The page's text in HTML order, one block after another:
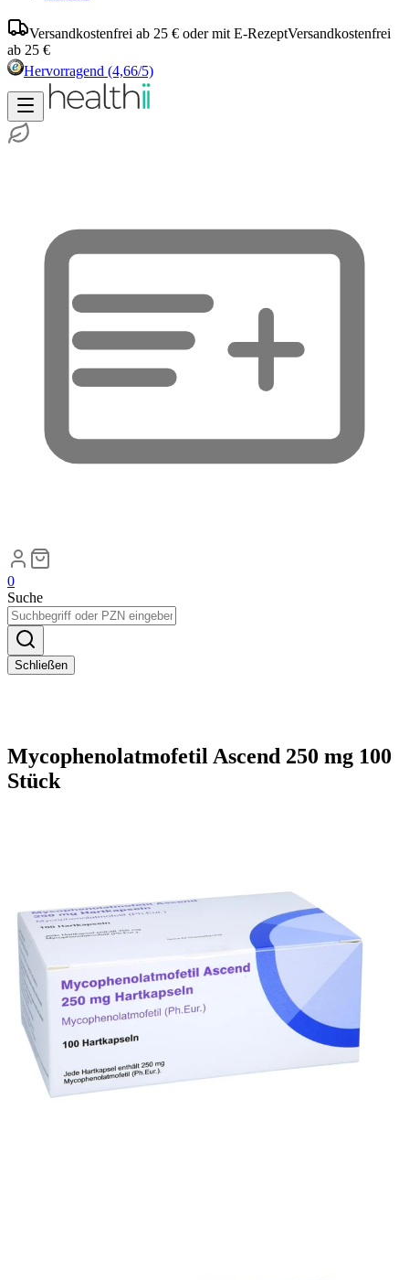
Versandkostenfrei ab 25 € oder mit E-RezeptVersandkostenfrei
ab 25 €
Hervorragend (4,66/5)
0
Suche
Schließen
Mycophenolatmofetil Ascend 250 mg 100
Stück